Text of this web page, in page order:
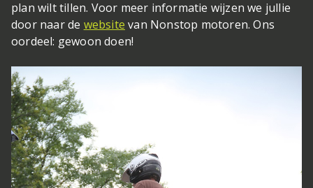
plan wilt tillen. Voor meer informatie wijzen we jullie
door naar de website van Nonstop motoren. Ons
oordeel: gewoon doen!